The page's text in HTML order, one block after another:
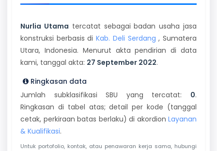
Nurlia Utama tercatat sebagai badan usaha jasa
konstruksi berbasis diKab. Deli Serdang , Sumatera
Utara, Indonesia. Menurut akta pendirian di data
kami, tanggal akta: 27 September 2022.
Ringkasan data
Jumlah subklasifikasi SBU yang tercatat: 0.
Ringkasan di tabel atas; detail per kode (tanggal
cetak, perkiraan batas berlaku) di akordion Layanan
& Kualifikasi.
Untuk portofolio, kontak, atau penawaran kerja sama, hubungi